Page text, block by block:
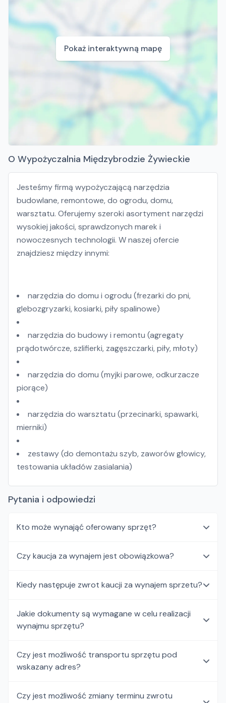
Pokaż interaktywną mapę
O Wypożyczalnia Międzybrodzie Żywieckie
Jesteśmy firmą wypożyczającą narzędzia
budowlane, remontowe, do ogrodu, domu,
warsztatu. Oferujemy szeroki asortyment narzędzi
wysokiej jakości, sprawdzonych marek i
nowoczesnych technologii. W naszej ofercie
znajdziesz między innymi:
narzędzia do domu i ogrodu (frezarki do pni,
glebozgryzarki, kosiarki, piły spalinowe)
narzędzia do budowy i remontu (agregaty
prądotwórcze, szlifierki, zagęszczarki, piły, młoty)
narzędzia do domu (myjki parowe, odkurzacze
piorące)
narzędzia do warsztatu (przecinarki, spawarki,
mierniki)
zestawy (do demontażu szyb, zaworów głowicy,
testowania układów zasialania)
Pytania i odpowiedzi
Kto może wynająć oferowany sprzęt?
Czy kaucja za wynajem jest obowiązkowa?
Kiedy następuje zwrot kaucji za wynajem sprzetu?
Jakie dokumenty są wymagane w celu realizacji
wynajmu sprzętu?
Czy jest możliwość transportu sprzętu pod
wskazany adres?
Czy jest możliwość zmiany terminu zwrotu